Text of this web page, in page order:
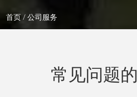
首页 / 公司服务
常见问题